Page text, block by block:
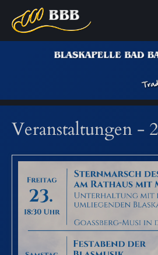
Veranstaltungen -